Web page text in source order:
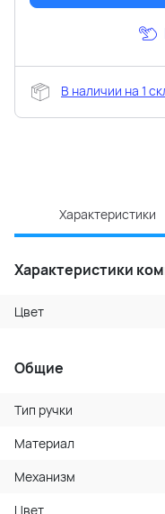
В наличии на 1
Характеристики
Характеристики
Цвет
Общие
Тип ручки
Материал
Механизм
Цвет